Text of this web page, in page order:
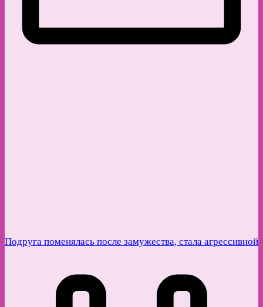
Подруга поменялась после замужества, стала агрессивной